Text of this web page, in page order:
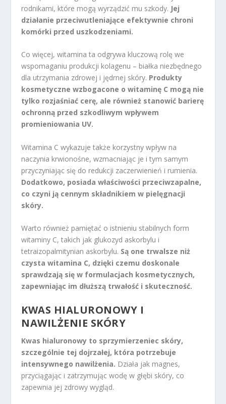
rodnikami, które mogą wyrządzić mu szkody. Jej
działanie przeciwutleniające efektywnie chroni
komórki przed uszkodzeniami.
Co więcej, witamina ta odgrywa kluczową rolę we
wspomaganiu produkcji kolagenu – białka niezbędnego
dla utrzymania zdrowej i jędrnej skóry. Produkty
kosmetyczne wzbogacone o witaminę C mogą nie
tylko rozjaśniać cerę, ale również stanowić barierę
ochronną przed szkodliwym wpływem
promieniowania UV.
Witamina C wykazuje także korzystny wpływ na
naczynia krwionośne, wzmacniając je i tym samym
przyczyniając się do redukcji zaczerwienień i rumienia.
Dodatkowo, posiada właściwości przeciwzapalne,
co czyni ją cennym składnikiem w pielęgnacji
skóry.
Warto również pamiętać o istnieniu stabilnych form
witaminy C, takich jak glukozyd askorbylu i
tetraizopalmitynian askorbylu. Są one trwalsze niż
czysta witamina C, dzięki czemu doskonale
sprawdzają się w formulacjach kosmetycznych,
zapewniając im dłuższą trwałość i skuteczność.
KWAS HIALURONOWY I
NAWILŻENIE SKÓRY
Kwas hialuronowy to sprzymierzeniec skóry,
szczególnie tej dojrzałej, która potrzebuje
intensywnego nawilżenia. Działa jak magnes,
przyciągając i zatrzymując wodę w głębi skóry, co
zapewnia jej zdrowy wygląd.